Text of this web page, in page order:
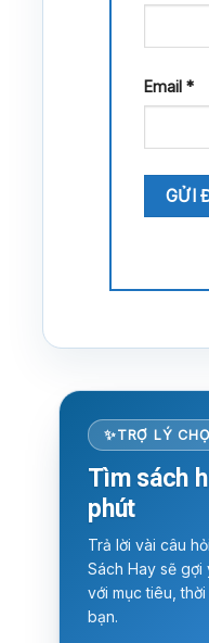
Email *
TRỢ LÝ
Tìm sách
phút
Trả lời vài câu
Sách Hay sẽ
với mục tiêu,
bạn.